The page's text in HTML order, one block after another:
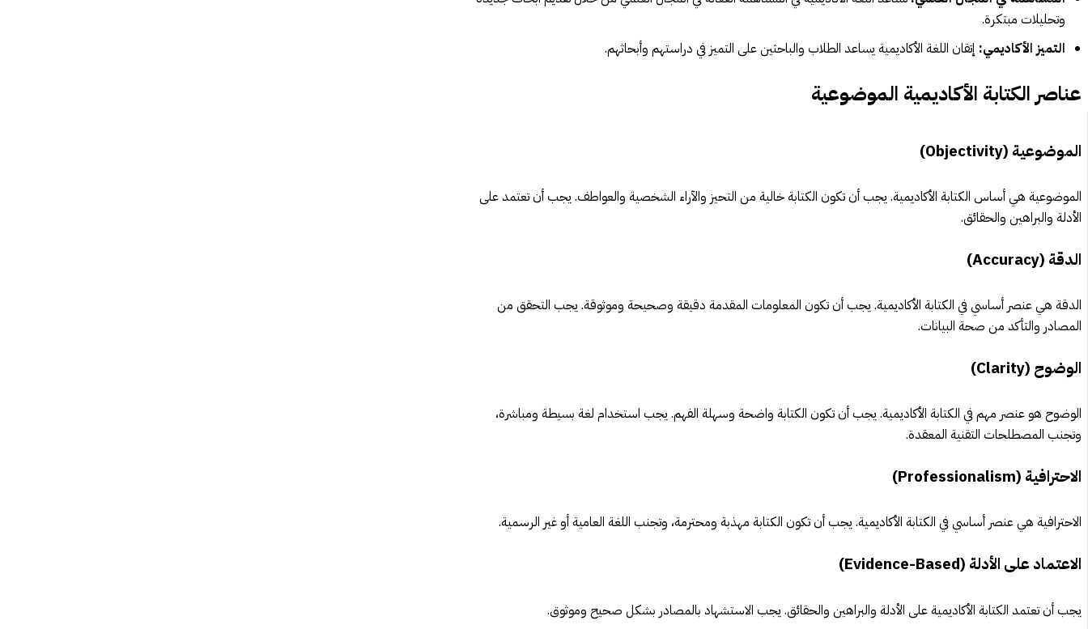
وتحليلات مبتكرة.
التميز الأكاديمي: إتقان اللغة الأكاديمية يساعد الطلاب والباحثين على التميز في دراستهم وأبحاثهم.
عناصر الكتابة الأكاديمية الموضوعية
الموضوعية (Objectivity)
الموضوعية هي أساس الكتابة الأكاديمية. يجب أن تكون الكتابة خالية من التحيز والآراء الشخصية والعواطف. يجب أن تعتمد على
الأدلة والبراهين والحقائق.
الدقة (Accuracy)
الدقة هي عنصر أساسي في الكتابة الأكاديمية. يجب أن تكون المعلومات المقدمة دقيقة وصحيحة وموثوقة. يجب التحقق من
المصادر والتأكد من صحة البيانات.
الوضوح (Clarity)
الوضوح هو عنصر مهم في الكتابة الأكاديمية. يجب أن تكون الكتابة واضحة وسهلة الفهم. يجب استخدام لغة بسيطة ومباشرة،
وتجنب المصطلحات التقنية المعقدة.
الاحترافية (Professionalism)
الاحترافية هي عنصر أساسي في الكتابة الأكاديمية. يجب أن تكون الكتابة مهذبة ومحترمة، وتجنب اللغة العامية أو غير الرسمية.
الاعتماد على الأدلة (Evidence-Based)
يجب أن تعتمد الكتابة الأكاديمية على الأدلة والبراهين والحقائق. يجب الاستشهاد بالمصادر بشكل صحيح وموثوق.